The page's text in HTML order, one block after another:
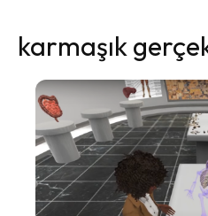
karmaşık